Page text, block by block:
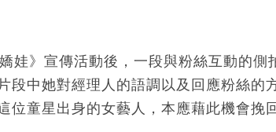
娃》宣傳活動後，一段與粉絲互動的側
段中她對經理人的語調以及回應粉絲的
位童星出身的女藝人，本應藉此機會挽